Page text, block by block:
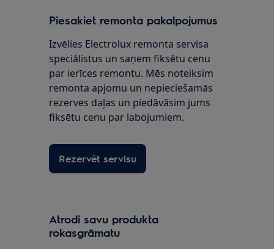
Piesakiet remonta pakalpojumus
Izvēlies Electrolux remonta servisa
speciālistus un saņem fiksētu cenu
par ierīces remontu. Mēs noteiksim
remonta apjomu un nepieciešamās
rezerves daļas un piedāvāsim jums
fiksētu cenu par labojumiem.
Rezervēt servisu
Atrodi savu produkta
rokasgrāmatu